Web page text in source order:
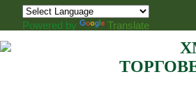
Powered by Translate